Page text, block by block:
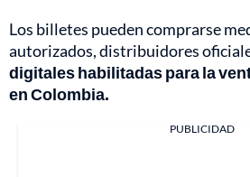
Los billetes pueden comprarse
autorizados, distribuidores
digitales habilitadas para la
en Colombia.
PUBLICIDAD